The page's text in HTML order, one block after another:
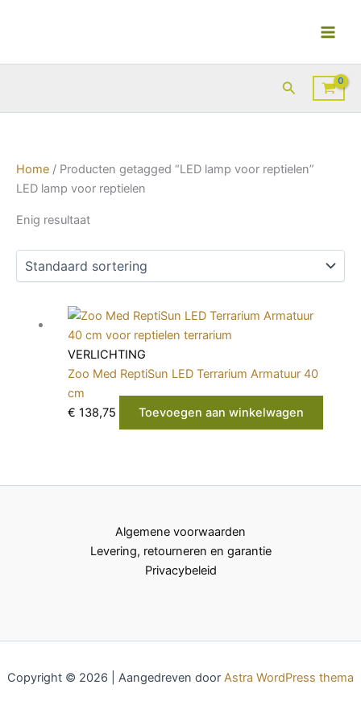
inhoud
Zoeken
Home / Producten getagged “LED lamp voor reptielen”
LED lamp voor reptielen
Enig resultaat
VERLICHTING
Zoo Med ReptiSun LED Terrarium Armatuur 40
cm
€ 138,75 Toevoegen aan winkelwagen
Algemene voorwaarden
Levering, retourneren en garantie
Privacybeleid
Copyright © 2026 | Aangedreven door Astra WordPress thema